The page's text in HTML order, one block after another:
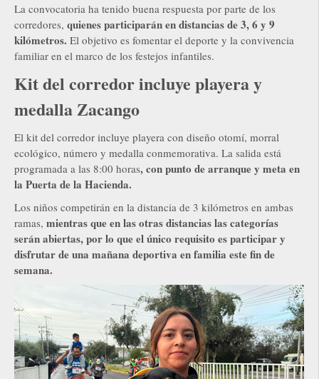
La convocatoria ha tenido buena respuesta por parte de los
corredores, quienes participarán en distancias de 3, 6 y 9
kilómetros. El objetivo es fomentar el deporte y la convivencia
familiar en el marco de los festejos infantiles.
Kit del corredor incluye playera y
medalla Zacango
El kit del corredor incluye playera con diseño otomí, morral
ecológico, número y medalla conmemorativa. La salida está
programada a las 8:00 horas, con punto de arranque y meta en
la Puerta de la Hacienda.
Los niños competirán en la distancia de 3 kilómetros en ambas
ramas, mientras que en las otras distancias las categorías
serán abiertas, por lo que el único requisito es participar y
disfrutar de una mañana deportiva en familia este fin de
semana.